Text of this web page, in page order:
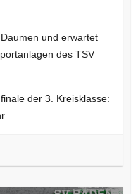
und erwartet
des TSV
der 3. Kreisklasse: